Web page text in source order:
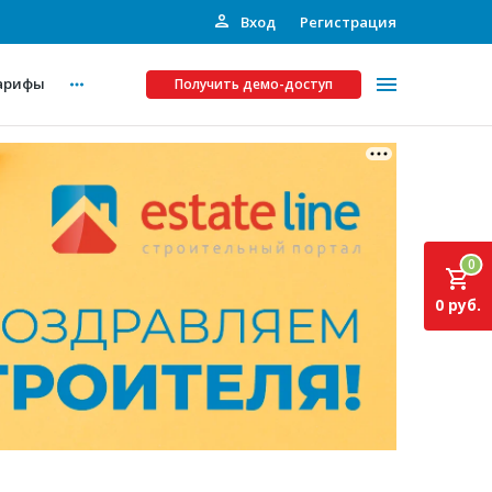
Вход Регистрация
Получить демо-доступ
Платные услуги
Рекламодателям
Инвестпроекты
Подписка на Базу
0
0 руб.